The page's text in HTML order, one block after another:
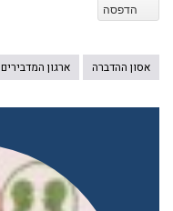
הדפסה
אסון ההדברה ארגון המדבירים